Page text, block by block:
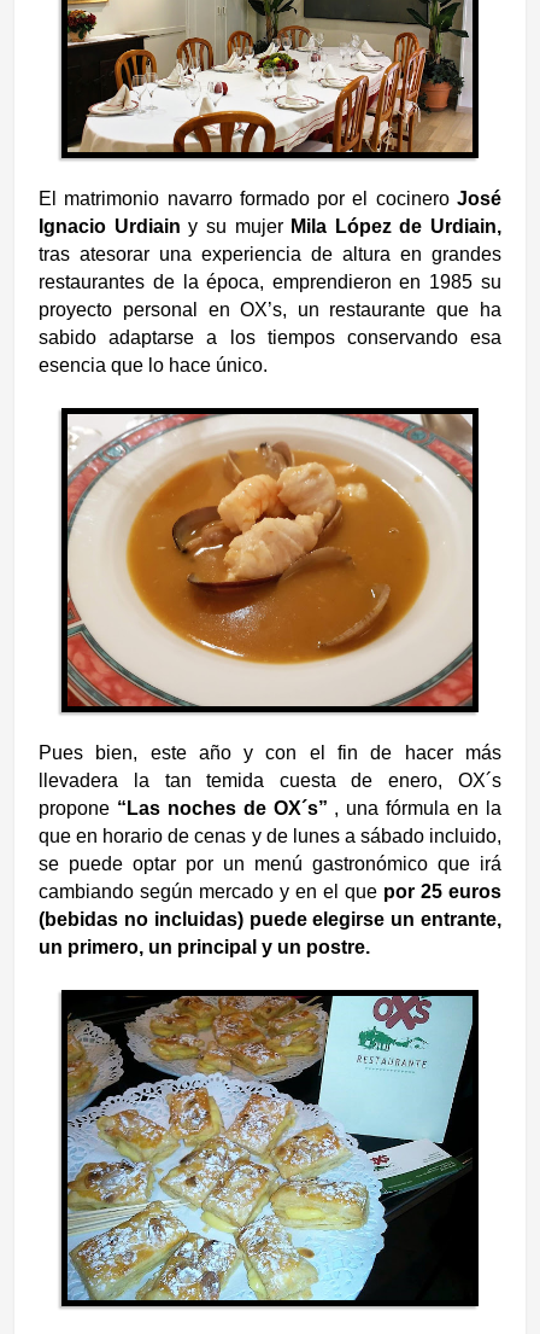
El matrimonio navarro formado por el cocineroJosé
Ignacio Urdiainy su mujerMila López de Urdiain,
tras atesorar una experiencia de altura en grandes
restaurantes de la época, emprendieron en 1985 su
proyecto personal en OX’s, un restaurante que ha
sabido adaptarse a los tiempos conservando esa
esencia que lo hace único.
Pues bien, este año y con el fin de hacer más
llevadera la tan temida cuesta de enero, OX´s
propone “Las noches de OX´s” , una fórmula en la
que en horario de cenas y de lunes a sábado incluido,
se puede optar por un menú gastronómico que irá
cambiando según mercado y en el que por 25 euros
(bebidas no incluidas) puede elegirse un entrante,
un primero, un principal y un postre.